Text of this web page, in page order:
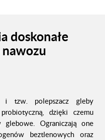
doskonałe
i tzw. polepszacz gleby
dzięki czemu
Ograniczają one
beztlenowych oraz